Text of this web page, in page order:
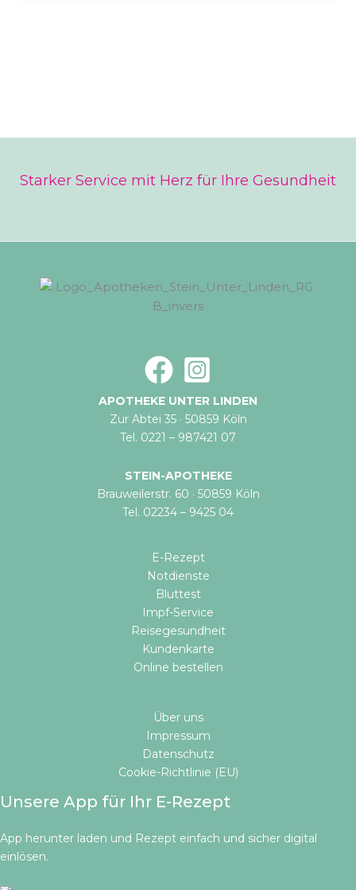
Starker Service mit Herz für Ihre Gesundheit
APOTHEKE UNTER LINDEN
Zur Abtei 35 · 50859 Köln
Tel. 0221 – 987421 07
STEIN-APOTHEKE
Brauweilerstr. 60 · 50859 Köln
Tel. 02234 – 9425 04
E-Rezept
Notdienste
Bluttest
Impf-Service
Reisegesundheit
Kundenkarte
Online bestellen​
Über uns
Impressum
Datenschutz
Cookie-Richtlinie (EU)
Unsere App für Ihr E-Rezept
App herunter laden und Rezept einfach und sicher digital
einlösen.